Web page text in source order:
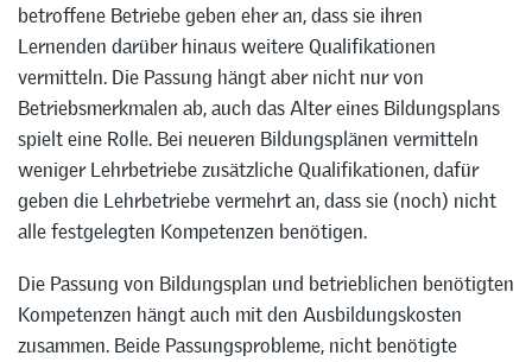
betroffene Betriebe geben eher an, dass sie ihren
Lernenden darüber hinaus weitere Qualifikationen
vermitteln. Die Passung hängt aber nicht nur von
Betriebsmerkmalen ab, auch das Alter eines Bildungsplans
spielt eine Rolle. Bei neueren Bildungsplänen vermitteln
weniger Lehrbetriebe zusätzliche Qualifikationen, dafür
geben die Lehrbetriebe vermehrt an, dass sie (noch) nicht
alle festgelegten Kompetenzen benötigen.
Die Passung von Bildungsplan und betrieblichen benötigten
Kompetenzen hängt auch mit den Ausbildungskosten
zusammen. Beide Passungsprobleme, nicht benötigte